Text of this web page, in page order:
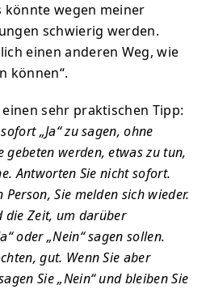
könnte wegen meiner
schwierig werden.
einen anderen Weg, wie
können“.
sehr praktischen Tipp:
„Ja“ zu sagen, ohne
gebeten werden, etwas zu tun,
Antworten Sie nicht sofort.
Sie melden sich wieder.
die Zeit, um darüber
oder „Nein“ sagen sollen.
gut. Wenn Sie aber
Sie „Nein“ und bleiben Sie